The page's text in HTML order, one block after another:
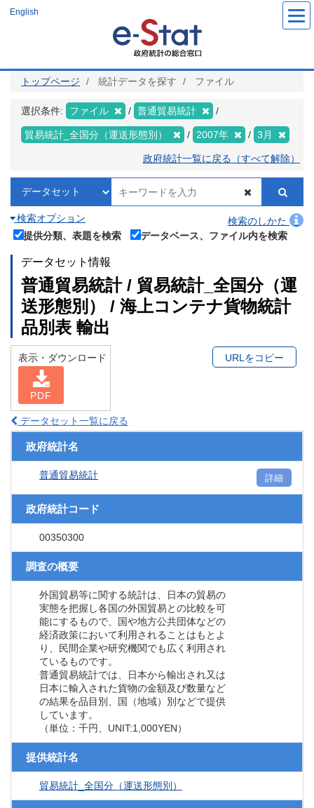
ツ
English
トップページ 統計データを探す ファイル
選択条件: ファイル 普通貿易統計
貿易統計_全国分（運送形態別） 2007年 3月
政府統計一覧に戻る（すべて解除）
検索オプション
検索のしかた
提供分類、表題を検索
データベース、ファイル内を検索
データセット情報
普通貿易統計 / 貿易統計_全国分（運
送形態別） / 海上コンテナ貨物統計
品別表 輸出
表示・ダウンロード
PDF
URLをコピー
データセット一覧に戻る
政府統計名
普通貿易統計 詳細
政府統計コード
00350300
調査の概要
外国貿易等に関する統計は、日本の貿易の
実態を把握し各国の外国貿易との比較を可
能にするもので、国や地方公共団体などの
経済政策において利用されることはもとよ
り、民間企業や研究機関でも広く利用され
ているものです。
普通貿易統計では、日本から輸出され又は
日本に輸入された貨物の金額及び数量など
の結果を品目別、国（地域）別などで提供
しています。
（単位：千円、UNIT:1,000YEN）
提供統計名
貿易統計_全国分（運送形態別）